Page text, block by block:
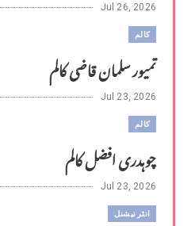
Jul 26, 2026
کالم
تمیور سلمان قاضی کالم
Jul 23, 2026
کالم
چوہدری افضل کالم
Jul 23, 2026
انٹر نیشنل